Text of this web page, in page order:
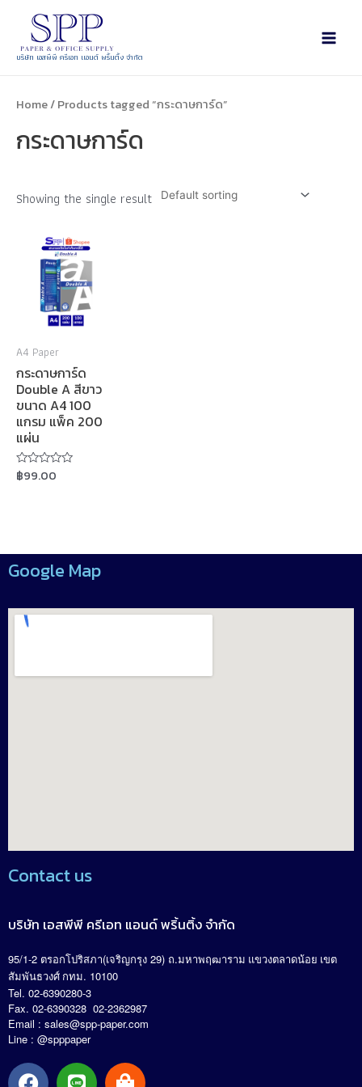
บริษัท เอสพีพี ครีเอท แอนด์ พริ้นติ้ง จำกัด
Home/ Products tagged “กระดาษการ์ด”
กระดาษการ์ด
Showing the single result
A4 Paper
กระดาษการ์ด
Double A สีขาว
ขนาด A4 100
แกรม แพ็ค 200
แผ่น
Rated
0
฿99.00
Google Map
Contact us
บริษัท เอสพีพี ครีเอท แอนด์ พริ้นติ้ง จำกัด
95/1-2 ตรอกโปริสภา(เจริญกรุง 29) ถ.มหาพฤฒาราม แขวงตลาดน้อย เขต
สัมพันธวงศ์ กทม. 10100
Tel. 02-6390280-3
Fax. 02-6390328 02-2362987
Email : sales@spp-paper.com
Line : @spppaper